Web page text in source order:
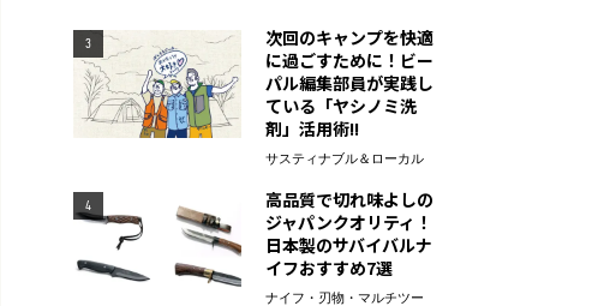
3
次回のキャンプを快適
に過ごすために！ビー
パル編集部員が実践し
ている「ヤシノミ洗
剤」活用術!!
サスティナブル＆ローカル
4
高品質で切れ味よしの
ジャパンクオリティ！
日本製のサバイバルナ
イフおすすめ7選
ナイフ・刃物・マルチツー